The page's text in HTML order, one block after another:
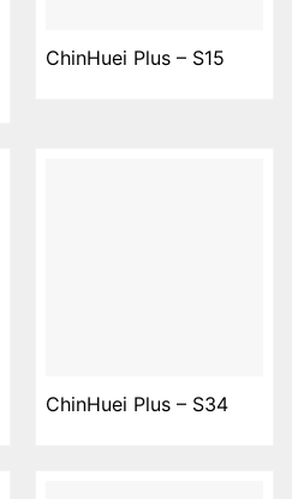
ChinHuei Plus – S15
ChinHuei Plus – S34